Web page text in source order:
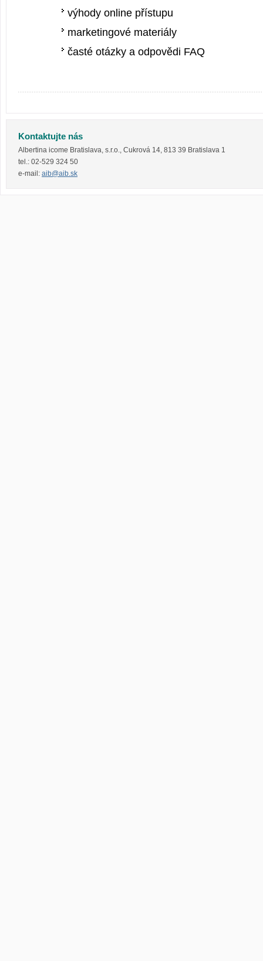
výhody online přístupu
marketingové materiály
časté otázky a odpovědi FAQ
Kontaktujte nás
Albertina icome Bratislava, s.r.o., Cukrová 14, 813 39 Bratislava 1
tel.: 02-529 324 50
e-mail: aib@aib.sk